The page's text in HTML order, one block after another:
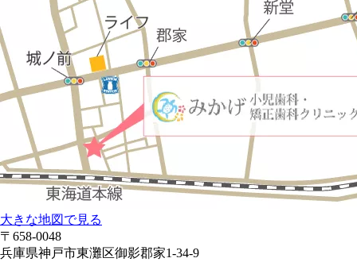
大きな地図で見る
〒658-0048
兵庫県神戸市東灘区御影郡家1-34-9